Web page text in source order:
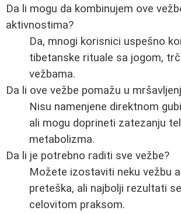
Da li mogu da kombinujem ove
aktivnostima?
Da, mnogi korisnici uspešno
tibetanske rituale sa jogom,
vežbama.
Da li ove vežbe pomažu u
Nisu namenjene direktnom
ali mogu doprineti zatezanju
metabolizma.
Da li je potrebno raditi sve vežbe?
Možete izostaviti neku vežbu
preteška, ali najbolji rezultati
celovitom praksom.